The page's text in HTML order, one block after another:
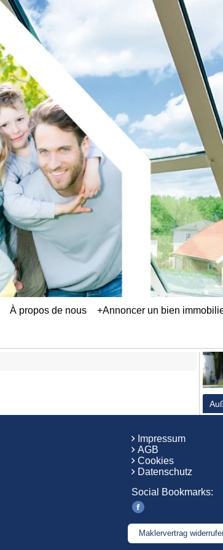
À propos de nous +Annoncer un bien
Impressum
AGB
Cookies
Datenschutz
Social Bookmarks:
Maklervertrag